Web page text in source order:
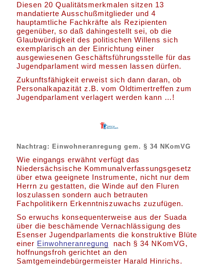
Diesen 20 Qualitätsmerkmalen sitzen 13
mandatierte Ausschußmitglieder und 4
hauptamtliche Fachkräfte als Rezipienten
gegenüber, so daß dahingestellt sei, ob die
Glaubwürdigkeit des politischen Willens sich
exemplarisch an der Einrichtung einer
ausgewiesenen Geschäftsführungsstelle für das
Jugendparlament wird messen lassen dürfen.
Zukunftsfähigkeit erweist sich dann daran, ob
Personalkapazität z.B. vom Oldtimertreffen zum
Jugendparlament verlagert werden kann …!
Nachtrag: Einwohneranregung gem. § 34 NKomVG
Wie eingangs erwähnt verfügt das
Niedersächsische Kommunalverfassungsgesetz
über etwa geeignete Instrumente, nicht nur dem
Herrn zu gestatten, die Winde auf den Fluren
loszulassen sondern auch betrauten
Fachpolitikern Erkenntniszuwachs zuzufügen.
So erwuchs konsequenterweise aus der Suada
über die beschämende Vernachlässigung des
Esenser Jugendparlaments die konstruktive Blüte
einer Einwohneranregung nach § 34 NKomVG,
hoffnungsfroh gerichtet an den
Samtgemeindebürgermeister Harald Hinrichs.